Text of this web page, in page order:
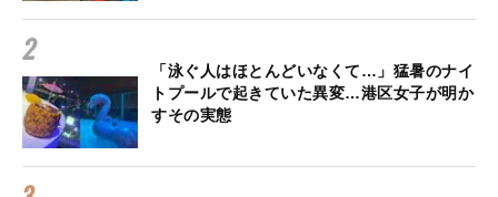
「泳ぐ人はほとんどいなくて…」猛暑のナイ
トプールで起きていた異変…港区女子が明か
すその実態